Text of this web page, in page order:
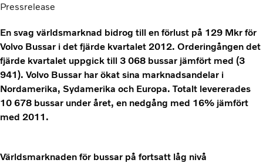
Pressrelease
En svag världsmarknad bidrog till en förlust på 129 Mkr för
Volvo Bussar i det fjärde kvartalet 2012. Orderingången det
fjärde kvartalet uppgick till 3 068 bussar jämfört med (3
941). Volvo Bussar har ökat sina marknadsandelar i
Nordamerika, Sydamerika och Europa. Totalt levererades
10 678 bussar under året, en nedgång med 16% jämfört
med 2011.
Världsmarknaden för bussar på fortsatt låg nivå